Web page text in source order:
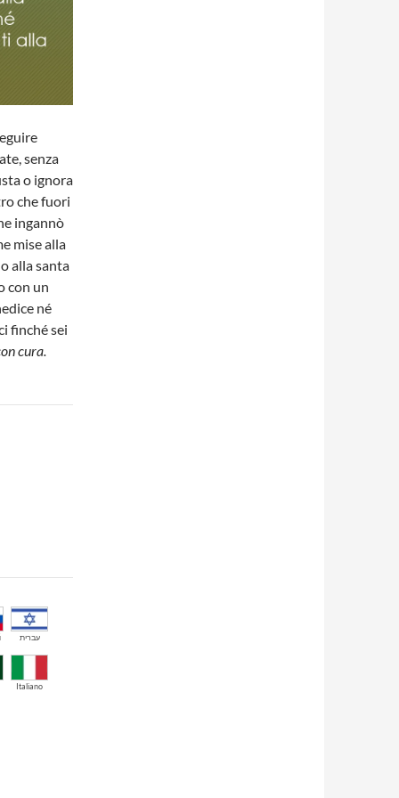
senza
o ignora
che fuori
ingannò
mise alla
alla santa
con un
né
finché sei
cura.
עברית
Italiano